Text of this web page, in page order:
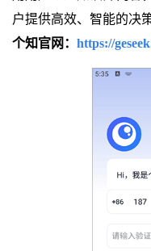
户提供高效、智能的决
个知官网： https://